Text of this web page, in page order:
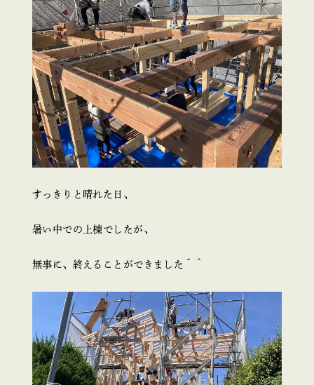
すっきりと晴れた日、
暑い中での上棟でしたが、
無事に、終えることができました＾＾